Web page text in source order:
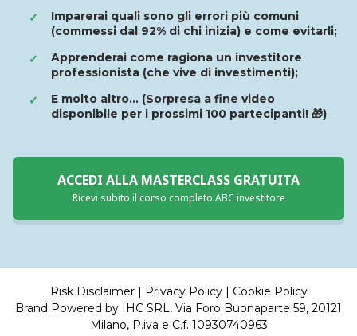
✓
Imparerai quali sono gli errori più comuni
(commessi dal 92% di chi inizia) e come evitarli;
✓
Apprenderai come ragiona un investitore
professionista (che vive di investimenti);
✓
E molto altro… (Sorpresa a fine video
disponibile per i prossimi 100 partecipanti! 🎁)
ACCEDI ALLA MASTERCLASS GRATUITA
Ricevi subito il corso completo ABC investitore
Risk Disclaimer Privacy Policy
Cookie Policy
Brand Powered by IHC SRL, Via Foro Buonaparte 59, 20121
Milano, P.iva e C.f. 10930740963